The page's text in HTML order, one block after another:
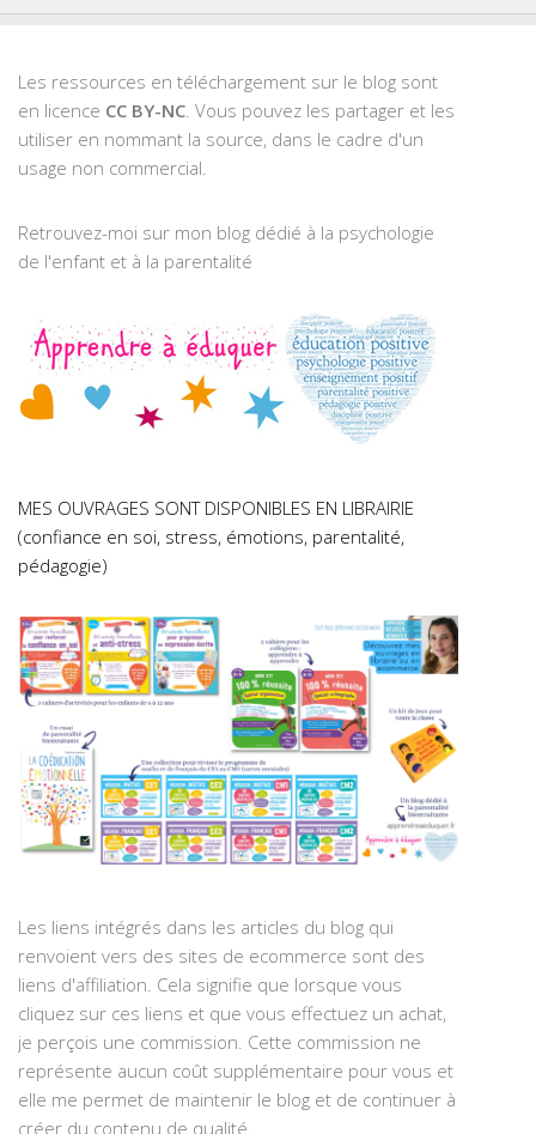
Les ressources en téléchargement sur le blog sont
en licence CC BY-NC. Vous pouvez les partager et les
utiliser en nommant la source, dans le cadre d'un
usage non commercial.
Retrouvez-moi sur mon blog dédié à la psychologie
de l'enfant et à la parentalité
MES OUVRAGES SONT DISPONIBLES EN LIBRAIRIE
(confiance en soi, stress, émotions, parentalité,
pédagogie)
Les liens intégrés dans les articles du blog qui
renvoient vers des sites de ecommerce sont des
liens d'affiliation. Cela signifie que lorsque vous
cliquez sur ces liens et que vous effectuez un achat,
je perçois une commission. Cette commission ne
représente aucun coût supplémentaire pour vous et
elle me permet de maintenir le blog et de continuer à
créer du contenu de qualité.